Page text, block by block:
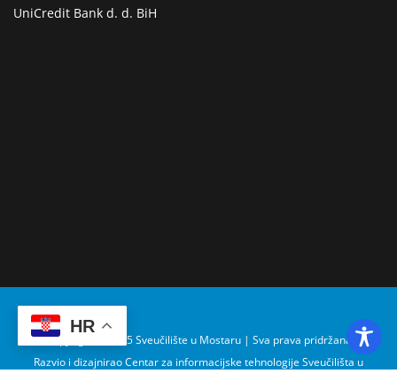
UniCredit Bank d. d. BiH
Copyright © 2025 Sveučilište u Mostaru | Sva prava pridržana
Razvio i dizajnirao Centar za informacijske tehnologije Sveučilišta u
HR